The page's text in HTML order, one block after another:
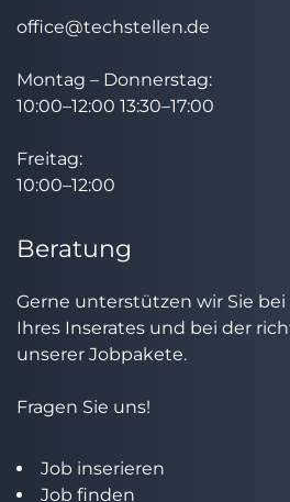
office@techstellen.de
Montag – Donnerstag:
10:00–12:00 13:30–17:00
Freitag:
10:00–12:00
Beratung
Gerne unterstützen wir Sie
Ihres Inserates und bei der
unserer Jobpakete.
Fragen Sie uns!
Job inserieren
Job finden